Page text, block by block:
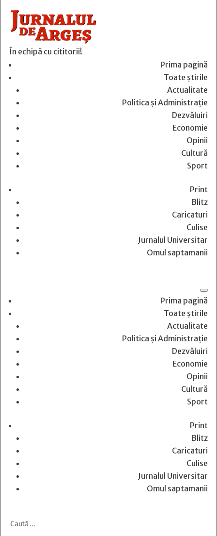
În echipă cu cititorii!
Prima pagină
Toate știrile
Actualitate
Politica și Administrație
Dezvăluiri
Economie
Opinii
Cultură
Sport
Print
Blitz
Caricaturi
Culise
Jurnalul Universitar
Omul saptamanii
Prima pagină
Toate știrile
Actualitate
Politica și Administrație
Dezvăluiri
Economie
Opinii
Cultură
Sport
Print
Blitz
Caricaturi
Culise
Jurnalul Universitar
Omul saptamanii